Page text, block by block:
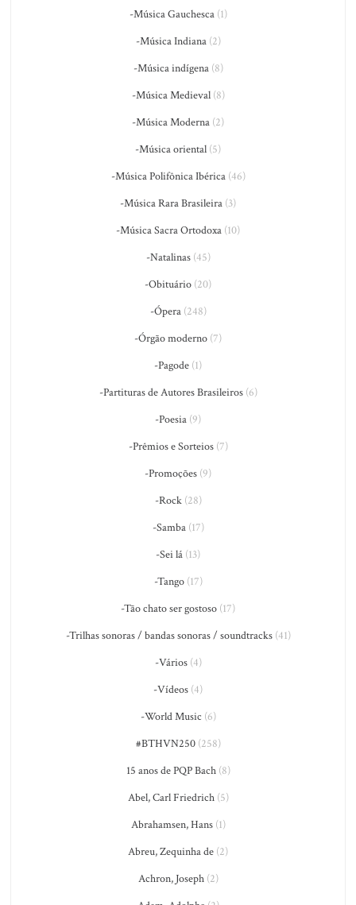
-Música Gauchesca(1)
-Música Indiana(2)
-Música indígena(8)
-Música Medieval(8)
-Música Moderna (2)
-Música oriental (5)
-Música Polifônica Ibérica(46)
-Música Rara Brasileira (3)
-Música Sacra Ortodoxa (10)
-Natalinas(45)
-Obituário (20)
-Ópera(248)
-Órgão moderno (7)
-Pagode (1)
-Partituras de Autores Brasileiros(6)
-Poesia (9)
-Prêmios e Sorteios(7)
-Promoções (9)
-Rock(28)
-Samba(17)
-Sei lá (13)
-Tango(17)
-Tão chato ser gostoso (17)
-Trilhas sonoras / bandas sonoras / soundtracks(41)
-Vários(4)
-Vídeos (4)
-World Music (6)
#BTHVN250(258)
15 anos de PQP Bach(8)
Abel, Carl Friedrich(5)
Abrahamsen, Hans(1)
Abreu, Zequinha de (2)
Achron, Joseph(2)